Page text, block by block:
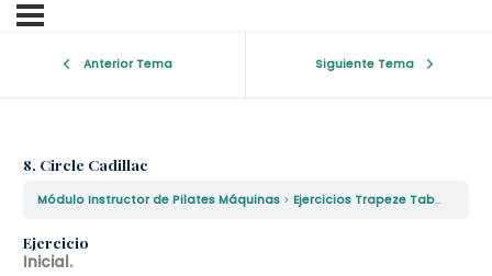
Anterior Tema Siguiente Tema
8. Circle Cadillac
Módulo Instructor de Pilates Máquinas Ejercicios Trapeze Table Nivel I
Ejercicio
Inicial.